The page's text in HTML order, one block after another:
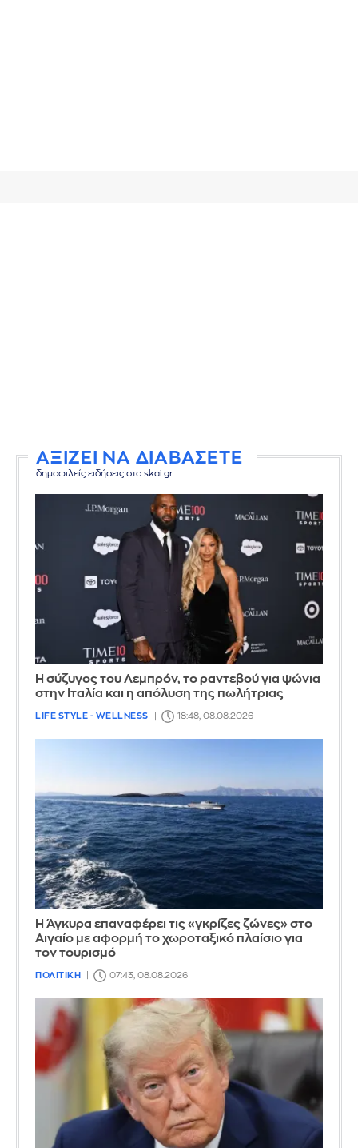
ΑΞΙΖΕΙ ΝΑ ΔΙΑΒΑΣΕΤΕ
δημοφιλείς ειδήσεις στο skai.gr
Η σύζυγος του Λεμπρόν, το ραντεβού για ψώνια
στην Ιταλία και η απόλυση της πωλήτριας
LIFE STYLE - WELLNESS 18:48, 08.08.2026
Η Άγκυρα επαναφέρει τις «γκρίζες ζώνες» στο
Αιγαίο με αφορμή το χωροταξικό πλαίσιο για
τον τουρισμό
ΠΟΛΙΤΙΚΗ 07:43, 08.08.2026